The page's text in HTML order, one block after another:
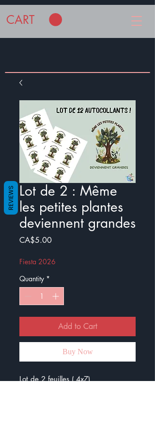
CART
Lot de 2 : Même
les petites plantes
deviennent grandes
CA$5.00Price
Fiesta 2026
Quantity *
Add to Cart
Buy Now
Lot de 2 feuilles ( 4x7)
REVIEWS